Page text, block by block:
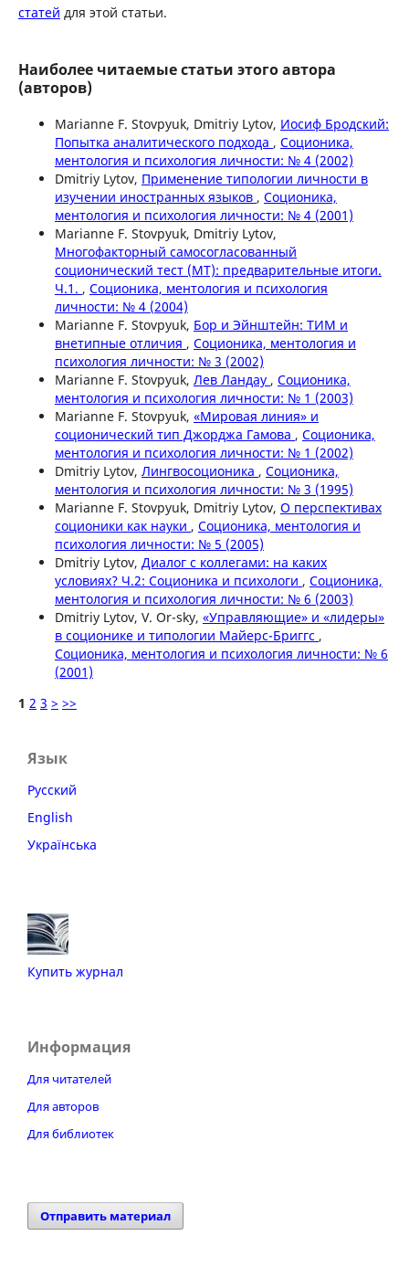
статей для этой статьи.
Наиболее читаемые статьи этого автора
(авторов)
Marianne F. Stovpyuk, Dmitriy Lytov, Иосиф Бродский:
Попытка аналитического подхода , Соционика,
ментология и психология личности: № 4 (2002)
Dmitriy Lytov, Применение типологии личности в
изучении иностранных языков , Соционика,
ментология и психология личности: № 4 (2001)
Marianne F. Stovpyuk, Dmitriy Lytov,
Многофакторный самосогласованный
соционический тест (МТ): предварительные итоги.
Ч.1. , Соционика, ментология и психология
личности: № 4 (2004)
Marianne F. Stovpyuk, Бор и Эйнштейн: ТИМ и
внетипные отличия , Соционика, ментология и
психология личности: № 3 (2002)
Marianne F. Stovpyuk, Лев Ландау , Соционика,
ментология и психология личности: № 1 (2003)
Marianne F. Stovpyuk, «Мировая линия» и
соционический тип Джорджа Гамова , Соционика,
ментология и психология личности: № 1 (2002)
Dmitriy Lytov, Лингвосоционика , Соционика,
ментология и психология личности: № 3 (1995)
Marianne F. Stovpyuk, Dmitriy Lytov, О перспективах
соционики как науки , Соционика, ментология и
психология личности: № 5 (2005)
Dmitriy Lytov, Диалог с коллегами: на каких
условиях? Ч.2: Соционика и психологи , Соционика,
ментология и психология личности: № 6 (2003)
Dmitriy Lytov, V. Or-sky, «Управляющие» и «лидеры»
в соционике и типологии Майерс-Бриггс ,
Соционика, ментология и психология личности: № 6
(2001)
1 2 3 > >>
Язык
Русский
English
Українська
Купить журнал
Информация
Для читателей
Для авторов
Для библиотек
Отправить материал